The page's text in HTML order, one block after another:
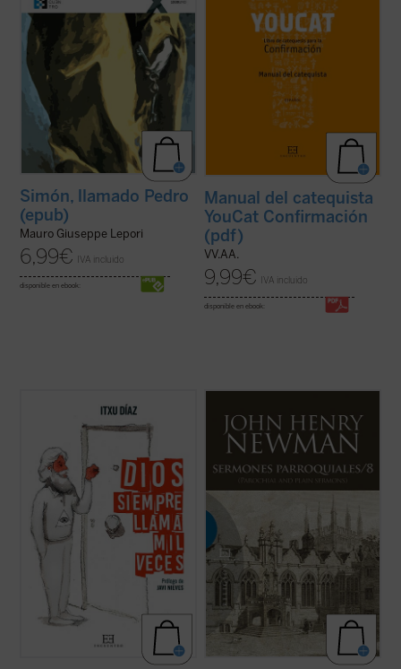
ficha)
Simón, llamado Pedro
(epub)
Mauro Giuseppe Lepori
6,99€ IVA incluido
disponible en ebook:
encuentras referencias a dos ...(ver ficha)
Manual del catequista
YouCat Confirmación
(pdf)
VV.AA.
9,99€ IVA incluido
disponible en ebook:
¿Qué tienen en común John Wayne, Juan
The Blues Brothers
Amy MacDonald, los cristianos
martirizados en la guerra siria y el
guionista de
El humorista y periodista Itxu Díaz realiza
una ...
(ver ficha)
textos reunidos en este último volumen de
Sermones parroquiales
no formaron
parte de la primera edición de 1842, previa
a la conversión de Newman al catolicismo,